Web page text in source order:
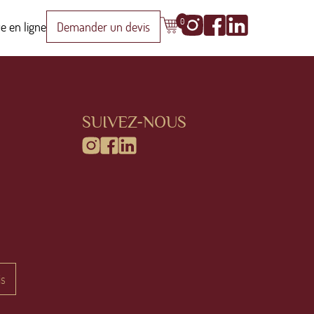
en ligne Demander un devis 0
SUIVEZ-NOUS